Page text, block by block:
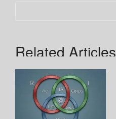
Related Articles